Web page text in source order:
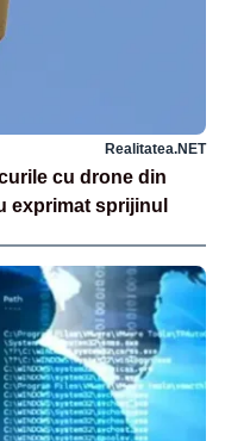
Realitatea.NET
cu drone din
exprimat sprijinul